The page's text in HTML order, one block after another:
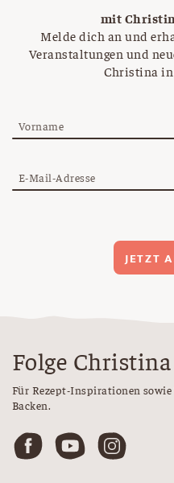
mit
Melde dich an und
Veranstaltungen und
Christina in
Vorname
E-Mail-Adresse
JETZT
Folge Christina
Für Rezept-Inspirationen
Backen.